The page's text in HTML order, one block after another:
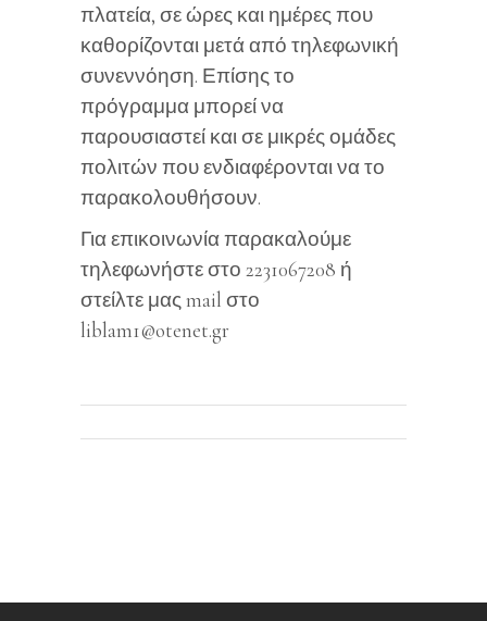
πλατεία, σε ώρες και ημέρες που
καθορίζονται μετά από τηλεφωνική
συνεννόηση. Επίσης το
πρόγραμμα μπορεί να
παρουσιαστεί και σε μικρές ομάδες
πολιτών που ενδιαφέρονται να το
παρακολουθήσουν.
Για επικοινωνία παρακαλούμε
τηλεφωνήστε στο 2231067208 ή
στείλτε μας mail στο
liblam1@otenet.gr